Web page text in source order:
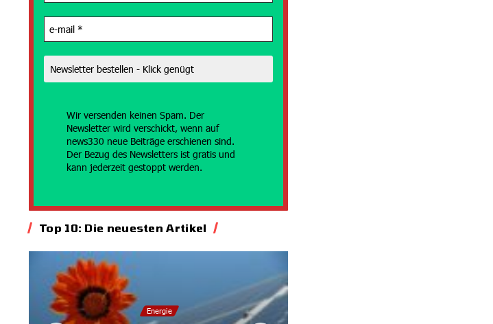
Wir versenden keinen Spam. Der
Newsletter wird verschickt, wenn auf
news330 neue Beiträge erschienen sind.
Der Bezug des Newsletters ist gratis und
kann jederzeit gestoppt werden.
Top 10: Die neuesten Artikel
Energie